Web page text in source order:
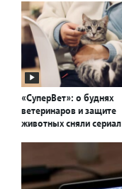
«СуперВет»: о буднях
ветеринаров и защите
животных сняли сериал